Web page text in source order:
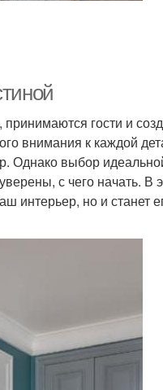
гости и
внимания к каждой
Однако выбор
с чего начать. В
интерьер, но и станет